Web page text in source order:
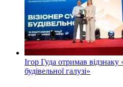
Ігор Гуда отримав відзнаку
будівельної галузі»